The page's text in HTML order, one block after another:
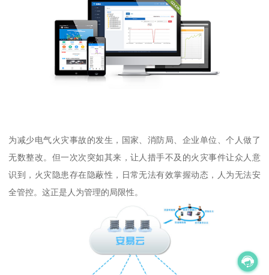
为减少电气火灾事故的发生，国家、消防局、企业单位、个人做了
无数整改。但一次次突如其来，让人措手不及的火灾事件让众人意
识到，火灾隐患存在隐蔽性，日常无法有效掌握动态，人为无法安
全管控。这正是人为管理的局限性。